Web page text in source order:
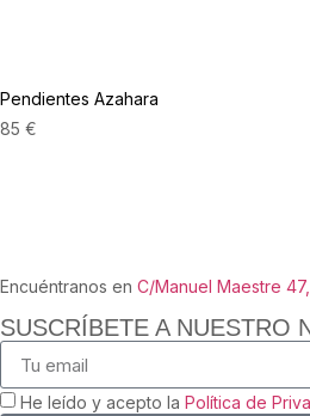
Pendientes Azahara
85 €
Encuéntranos en C/Manuel Maestre
SUSCRÍBETE A NUESTRO
He leído y acepto la Política de